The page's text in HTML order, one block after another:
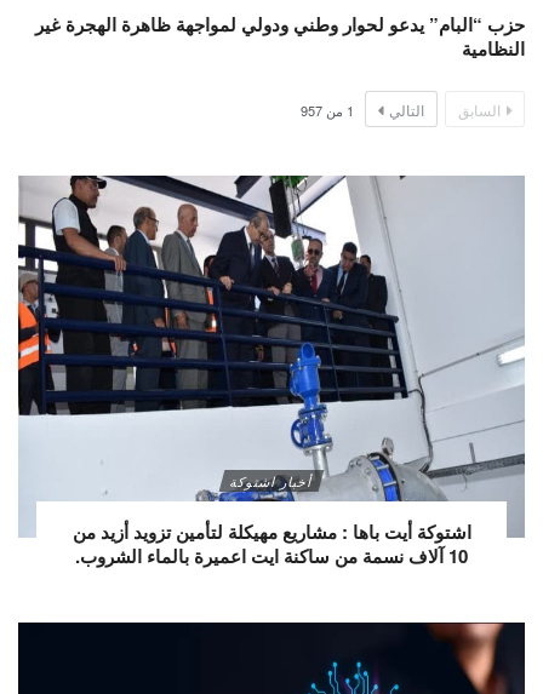
حزب “البام” يدعو لحوار وطني ودولي لمواجهة ظاهرة الهجرة غير
النظامية
السابق التالي 1 من 957
أخبار اشتوكة
اشتوكة أيت باها : مشاريع مهيكلة لتأمين تزويد أزيد من
10 آلاف نسمة من ساكنة ايت اعميرة بالماء الشروب.